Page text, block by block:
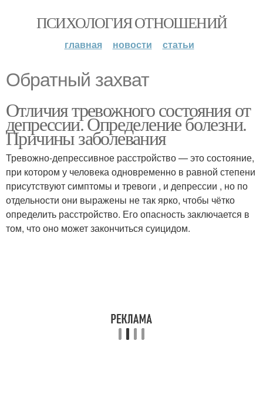
ПСИХОЛОГИЯ ОТНОШЕНИЙ
главная новости статьи
Обратный захват
Отличия тревожного состояния от
депрессии. Определение болезни.
Причины заболевания
Тревожно-депрессивное расстройство — это состояние,
при котором у человека одновременно в равной степени
присутствуют симптомы и тревоги , и депрессии , но по
отдельности они выражены не так ярко, чтобы чётко
определить расстройство. Его опасность заключается в
том, что оно может закончиться суицидом.